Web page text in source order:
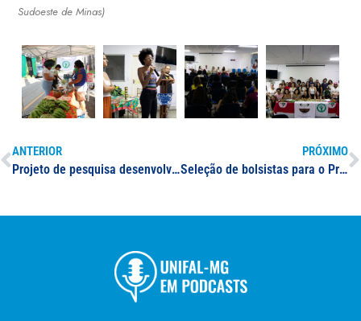
Sudoeste de Minas)
ANTERIOR
Projeto de pesquisa desenvolvido na UNIFAL-MG usa inteligência artificial para aprimorar a abordagem no atendimento odontológico infantil
PRÓXIMO
Seleção de bolsistas para o Programa de Pós-Graduação em Ciências Ambientais